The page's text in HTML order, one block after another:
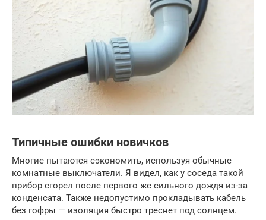
Типичные ошибки новичков
Многие пытаются сэкономить, используя обычные
комнатные выключатели. Я видел, как у соседа такой
прибор сгорел после первого же сильного дождя из-за
конденсата. Также недопустимо прокладывать кабель
без гофры — изоляция быстро треснет под солнцем.